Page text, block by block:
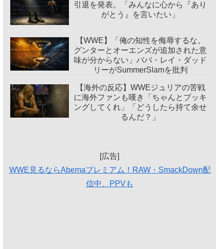
引退を発表。「みんなに心から『あり
がとう』を言いたい」
【WWE】「俺の知性を侮辱するな。
グンターとオーエンズが追加された意
味が分からない」ババ・レイ・ダッド
リーがSummerSlamを批判
【海外の反応】WWEジュリアの苦戦
に海外ファンも嘆き「ちゃんとブッキ
ングしてくれ」「どうしたら持て余せ
るんだ？」
[広告]
WWE見るならAbemaプレミアム！RAW・SmackDown配
信中、PPVも